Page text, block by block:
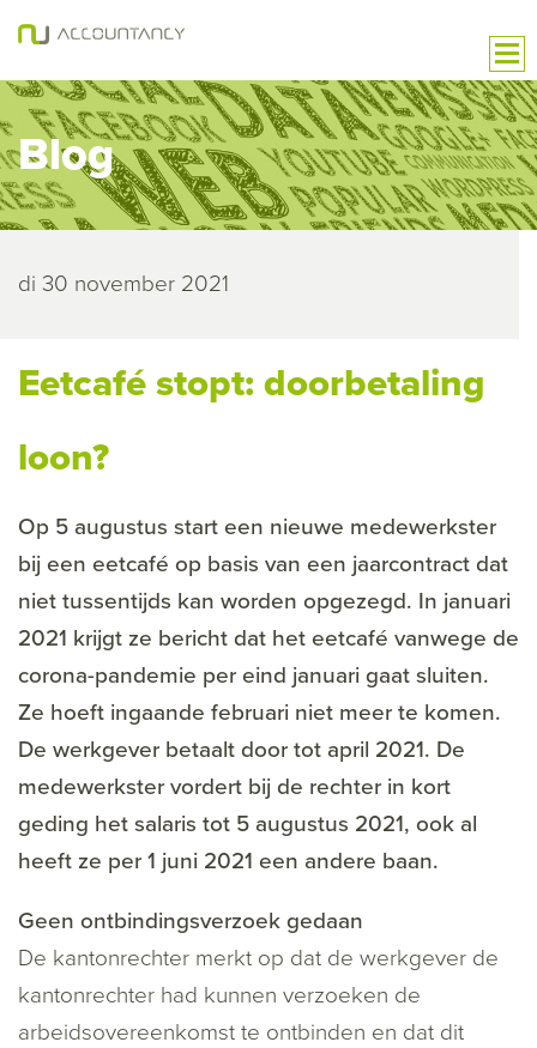
Blog
di 30 november 2021
Eetcafé stopt: doorbetaling
loon?
Op 5 augustus start een nieuwe medewerkster
bij een eetcafé op basis van een jaarcontract dat
niet tussentijds kan worden opgezegd. In januari
2021 krijgt ze bericht dat het eetcafé vanwege de
corona-pandemie per eind januari gaat sluiten.
Ze hoeft ingaande februari niet meer te komen.
De werkgever betaalt door tot april 2021. De
medewerkster vordert bij de rechter in kort
geding het salaris tot 5 augustus 2021, ook al
heeft ze per 1 juni 2021 een andere baan.
Geen ontbindingsverzoek gedaan
De kantonrechter merkt op dat de werkgever de
kantonrechter had kunnen verzoeken de
arbeidsovereenkomst te ontbinden en dat dit